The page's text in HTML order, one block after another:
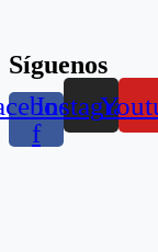
Síguenos
f
Instagram